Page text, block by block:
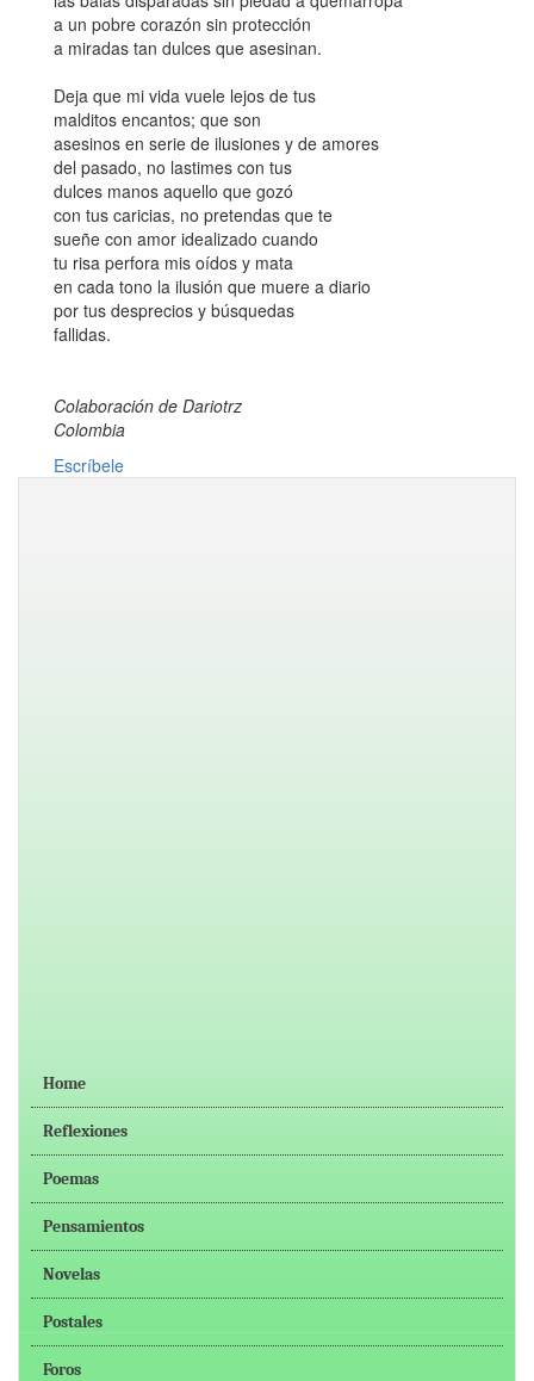
a un pobre corazón sin protección
a miradas tan dulces que asesinan.
Deja que mi vida vuele lejos de tus
malditos encantos; que son
asesinos en serie de ilusiones y de amores
del pasado, no lastimes con tus
dulces manos aquello que gozó
con tus caricias, no pretendas que te
sueñe con amor idealizado cuando
tu risa perfora mis oídos y mata
en cada tono la ilusión que muere a diario
por tus desprecios y búsquedas
fallidas.
Colaboración de Dariotrz
Colombia
Escríbele
Home
Reflexiones
Poemas
Pensamientos
Novelas
Postales
Foros